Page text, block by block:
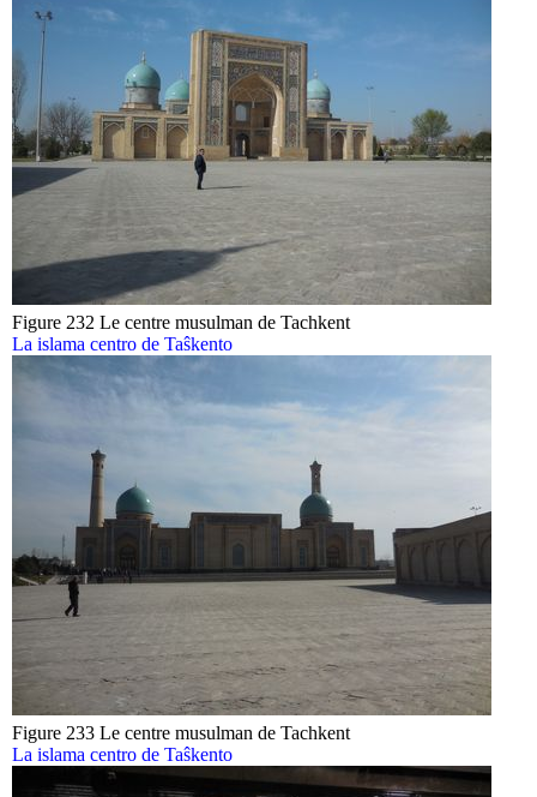
Figure 232 Le centre musulman de Tachkent
La islama centro de Taŝkento
Figure 233 Le centre musulman de Tachkent
La islama centro de Taŝkento